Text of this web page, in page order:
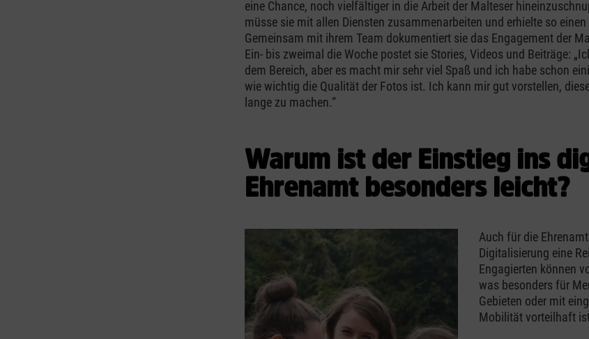
eine Chance, noch vielfältiger in die Arbeit der Malteser
müsse sie mit allen Diensten zusammenarbeiten und erhielte so
Gemeinsam mit ihrem Team dokumentiert sie das Engagement der
Ein- bis zweimal die Woche postet sie Stories, Videos und Beiträge:
dem Bereich, aber es macht mir sehr viel Spaß und ich habe schon
wie wichtig die Qualität der Fotos ist. Ich kann mir gut vorstellen,
lange zu machen.“
Warum ist der Einstieg ins
Ehrenamt besonders leicht?
Auch für die
Digitalisierung eine
Engagierten können
was besonders für
Gebieten oder mit
Mobilität vorteilhaft